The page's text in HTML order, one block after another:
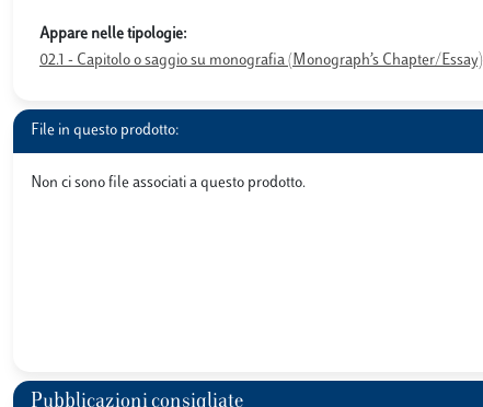
Appare nelle tipologie:
02.1 - Capitolo o saggio su monografia (Monograph’s Chapter/Essay)
File in questo prodotto:
Non ci sono file associati a questo prodotto.
Pubblicazioni consigliate